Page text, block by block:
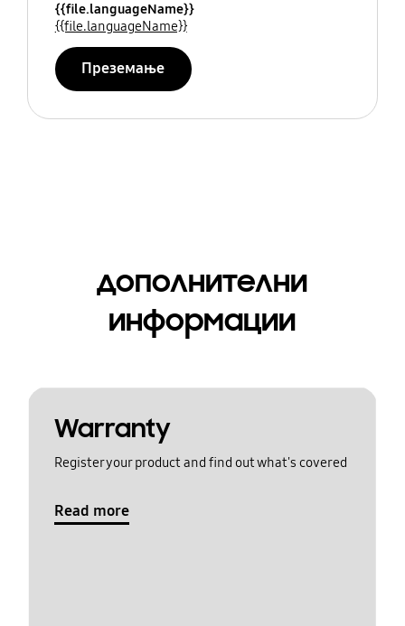
{{file.languageName}}
{{file.languageName}}
Преземање
дополнителни
информации
Warranty
Register your product and find out what's covered
Read more